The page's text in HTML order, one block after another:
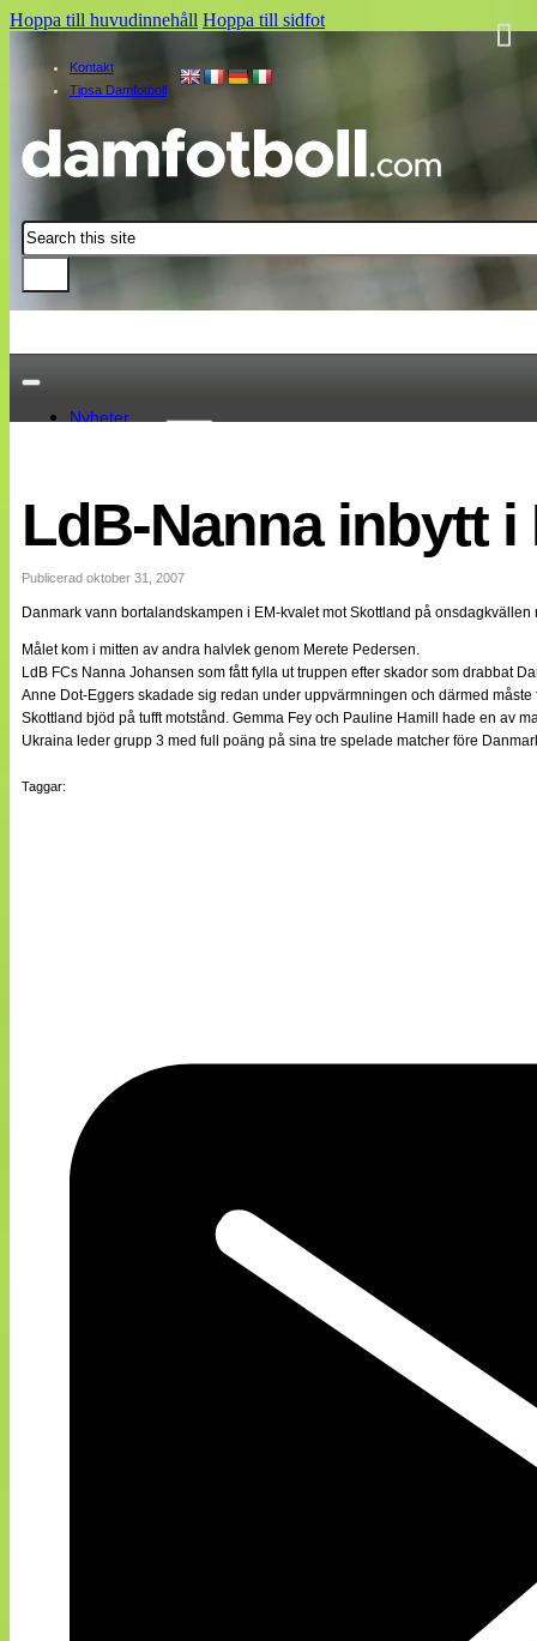
Hoppa till huvudinnehåll Hoppa till sidfot
Kontakt
Tipsa Damfotboll
Sök
Nyheter
Landslaget
EM 2013
Internationellt
Bildreportage
Bloggar
Lagen
Webb-TV
Medlemsbilder
Till klubbkassan
NÄTverket
LdB-Nanna inbytt
Publicerad oktober 31, 2007
Danmark vann bortalandskampen i EM-kvalet mot Skottland på onsdagkvällen
Målet kom i mitten av andra halvlek genom Merete Pedersen.
LdB FCs Nanna Johansen som fått fylla ut truppen efter skador som drabbat
Anne Dot-Eggers skadade sig redan under uppvärmningen och därmed
Skottland bjöd på tufft motstånd. Gemma Fey och Pauline Hamill hade en av
Ukraina leder grupp 3 med full poäng på sina tre spelade matcher före
Taggar: